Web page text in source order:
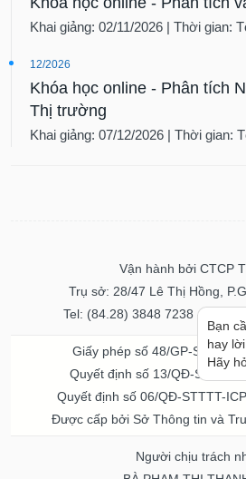
Khai giảng: 02/11/2026 | Thời gian:
12/2026
Khóa học online - Phân tích
Thị trường
Khai giảng: 07/12/2026 | Thời gian:
Vận hành bởi CTCP
Trụ sở: 28/47 Lê Thị Hồng,
Tel: (84.28) 3848 7238 - Fax:
Giấy phép số 48/GP-STTTT
Quyết định số 13/QĐ-STTTT
Quyết định số 06/QĐ-STTTT-
Được cấp bởi Sở Thông tin và
Người chịu trách
Bạn
hay
Hãy